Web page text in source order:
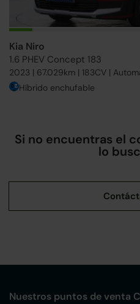
Kia Niro
1.6 PHEV Concept 183
2023 | 67.029km | 183CV |
Híbrido enchufable
Si no encuentras el
lo
Nuestros puntos de venta